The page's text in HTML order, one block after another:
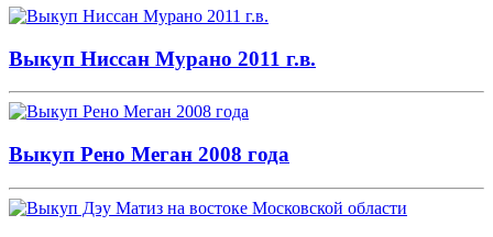
Выкуп Ниссан Мурано 2011 г.в.
Выкуп Рено Меган 2008 года